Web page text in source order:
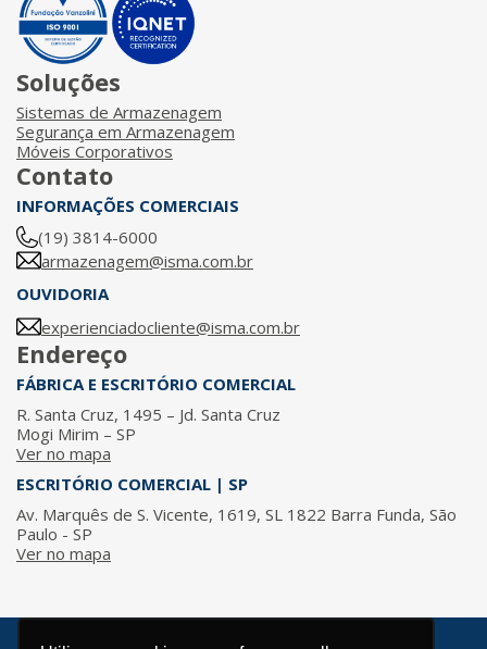
Soluções
Sistemas de Armazenagem
Segurança em Armazenagem
Móveis Corporativos
Contato
INFORMAÇÕES COMERCIAIS
(19) 3814-6000
armazenagem@isma.com.br
OUVIDORIA
experienciadocliente@isma.com.br
Endereço
FÁBRICA E ESCRITÓRIO COMERCIAL
R. Santa Cruz, 1495 – Jd. Santa Cruz
Mogi Mirim – SP
Ver no mapa
ESCRITÓRIO COMERCIAL | SP
Av. Marquês de S. Vicente, 1619, SL 1822 Barra Funda, São
Paulo - SP
Ver no mapa